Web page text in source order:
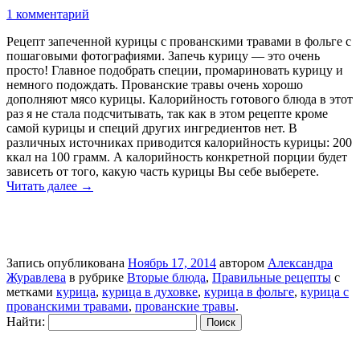
1 комментарий
Рецепт запеченной курицы с прованскими травами в фольге с
пошаговыми фотографиями. Запечь курицу — это очень
просто! Главное подобрать специи, промариновать курицу и
немного подождать. Прованские травы очень хорошо
дополняют мясо курицы. Калорийность готового блюда в этот
раз я не стала подсчитывать, так как в этом рецепте кроме
самой курицы и специй других ингредиентов нет. В
различных источниках приводится калорийность курицы: 200
ккал на 100 грамм. А калорийность конкретной порции будет
зависеть от того, какую часть курицы Вы себе выберете.
Читать далее →
Запись опубликована Ноябрь 17, 2014 автором Александра
Журавлева в рубрике Вторые блюда, Правильные рецепты с
метками курица, курица в духовке, курица в фольге, курица с
прованскими травами, прованские травы.
Найти: